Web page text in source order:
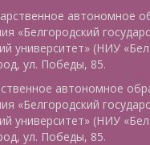
автономное
«Белгородский
университет» (НИУ
ул. Победы, 85.
автономное
«Белгородский
университет» (НИУ
ул. Победы, 85.